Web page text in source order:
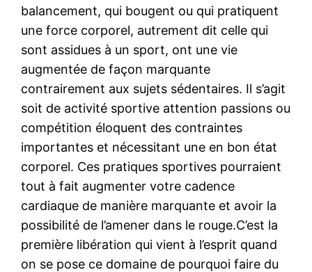
balancement, qui bougent ou qui pratiquent
une force corporel, autrement dit celle qui
sont assidues à un sport, ont une vie
augmentée de façon marquante
contrairement aux sujets sédentaires. Il s’agit
soit de activité sportive attention passions ou
compétition éloquent des contraintes
importantes et nécessitant une en bon état
corporel. Ces pratiques sportives pourraient
tout à fait augmenter votre cadence
cardiaque de manière marquante et avoir la
possibilité de l’amener dans le rouge.C’est la
première libération qui vient à l’esprit quand
on se pose ce domaine de pourquoi faire du